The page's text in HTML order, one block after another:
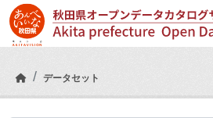
Skip to main content
データセット